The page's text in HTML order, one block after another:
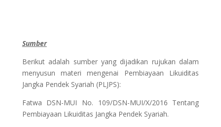
Sumber
Berikut adalah sumber yang dijadikan rujukan dalam
menyusun materi mengenai Pembiayaan Likuiditas
Jangka Pendek Syariah (PLJPS):
Fatwa DSN-MUI No. 109/DSN-MUI/X/2016 Tentang
Pembiayaan Likuiditas Jangka Pendek Syariah.